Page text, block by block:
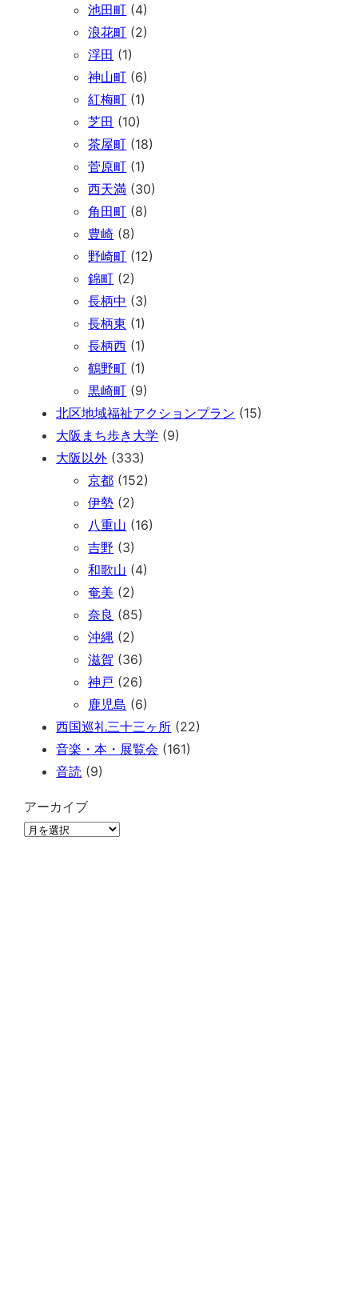
池田町 (4)
浪花町 (2)
浮田 (1)
神山町 (6)
紅梅町 (1)
芝田 (10)
茶屋町 (18)
菅原町 (1)
西天満 (30)
角田町 (8)
豊崎 (8)
野崎町 (12)
錦町 (2)
長柄中 (3)
長柄東 (1)
長柄西 (1)
鶴野町 (1)
黒崎町 (9)
北区地域福祉アクションプラン (15)
大阪まち歩き大学 (9)
大阪以外 (333)
京都 (152)
伊勢 (2)
八重山 (16)
吉野 (3)
和歌山 (4)
奄美 (2)
奈良 (85)
沖縄 (2)
滋賀 (36)
神戸 (26)
鹿児島 (6)
西国巡礼三十三ヶ所 (22)
音楽・本・展覧会 (161)
音読 (9)
アーカイブ